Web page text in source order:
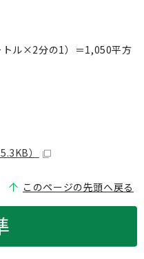
ル×2分の1）＝1,050平方
）
このページの先頭へ戻る